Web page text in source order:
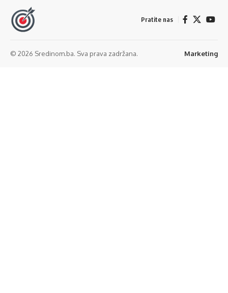
Pratite nas
© 2026 Sredinom.ba. Sva prava zadržana. Marketing